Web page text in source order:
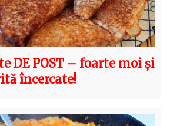
DE POST – foarte moi și
încercate!